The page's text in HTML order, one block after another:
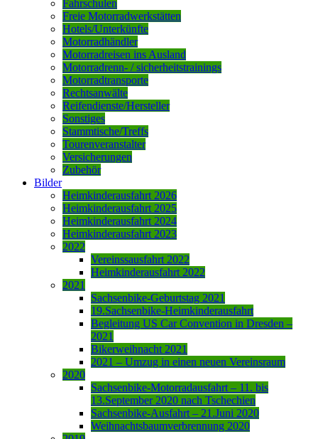
Fahrschulen
Freie Motorradwerkstätten
Hotels/Unterkünfte
Motorradhändler
Motorradreisen ins Ausland
Motorradrenn- / sicherheitstrainings
Motorradtransporte
Rechtsanwälte
Reifendienste/Hersteller
Sonstiges
Stammtische/Treffs
Tourenveranstalter
Versicherungen
Zubehör
Bilder
Heimkinderausfahrt 2026
Heimkinderausfahrt 2025
Heimkinderausfahrt 2024
Heimkinderausfahrt 2023
2022
Vereinssausfahrt 2022
Heimkinderausfahrt 2022
2021
Sachsenbike-Geburtstag 2021
19.Sachsenbike-Heimkinderausfahrt
Begleitung US Car Convention in Dresden –
2021
Bikerweihnacht 2021
2021 – Umzug in einen neuen Vereinsraum
2020
Sachsenbike-Motorradausfahrt – 11. bis
13.September 2020 nach Tschechien
Sachsenbike-Ausfahrt – 21.Juni 2020
Weihnachtsbaumverbrennung 2020